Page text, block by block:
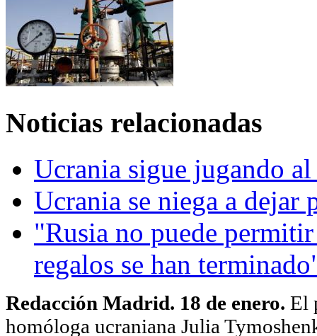
Noticias relacionadas
Ucrania sigue jugando
Ucrania se niega a dejar
"Rusia no puede
regalos se han
Redacción Madrid. 18 de enero. El
homóloga ucraniana Julia